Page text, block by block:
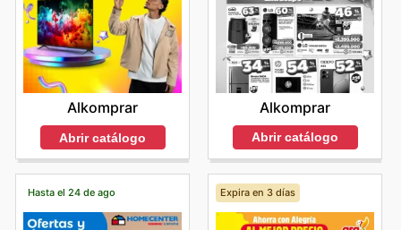
Alkomprar
Abrir catálogo
Alkomprar
Abrir catálogo
Hasta el 24 de ago Expira en 3 días